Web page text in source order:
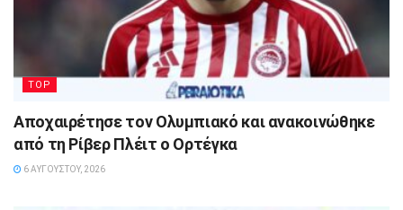
TOP
Αποχαιρέτησε τον Ολυμπιακό και ανακοινώθηκε
από τη Ρίβερ Πλέιτ ο Ορτέγκα
6 ΑΥΓΟΎΣΤΟΥ, 2026